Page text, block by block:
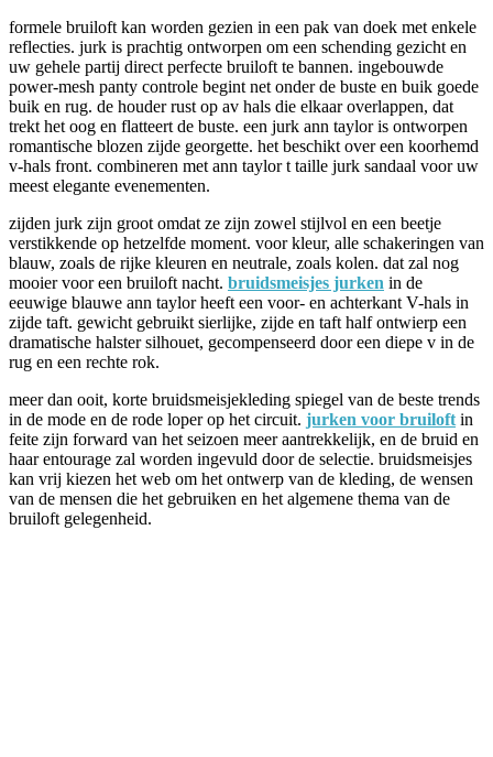
formele bruiloft kan worden gezien in een pak van doek met enkele
reflecties. jurk is prachtig ontworpen om een schending gezicht en
uw gehele partij direct perfecte bruiloft te bannen. ingebouwde
power-mesh panty controle begint net onder de buste en buik goede
buik en rug. de houder rust op av hals die elkaar overlappen, dat
trekt het oog en flatteert de buste. een jurk ann taylor is ontworpen
romantische blozen zijde georgette. het beschikt over een koorhemd
v-hals front. combineren met ann taylor t taille jurk sandaal voor uw
meest elegante evenementen.
zijden jurk zijn groot omdat ze zijn zowel stijlvol en een beetje
verstikkende op hetzelfde moment. voor kleur, alle schakeringen van
blauw, zoals de rijke kleuren en neutrale, zoals kolen. dat zal nog
mooier voor een bruiloft nacht. bruidsmeisjes jurken in de
eeuwige blauwe ann taylor heeft een voor- en achterkant V-hals in
zijde taft. gewicht gebruikt sierlijke, zijde en taft half ontwierp een
dramatische halster silhouet, gecompenseerd door een diepe v in de
rug en een rechte rok.
meer dan ooit, korte bruidsmeisjekleding spiegel van de beste trends
in de mode en de rode loper op het circuit. jurken voor bruiloft in
feite zijn forward van het seizoen meer aantrekkelijk, en de bruid en
haar entourage zal worden ingevuld door de selectie. bruidsmeisjes
kan vrij kiezen het web om het ontwerp van de kleding, de wensen
van de mensen die het gebruiken en het algemene thema van de
bruiloft gelegenheid.